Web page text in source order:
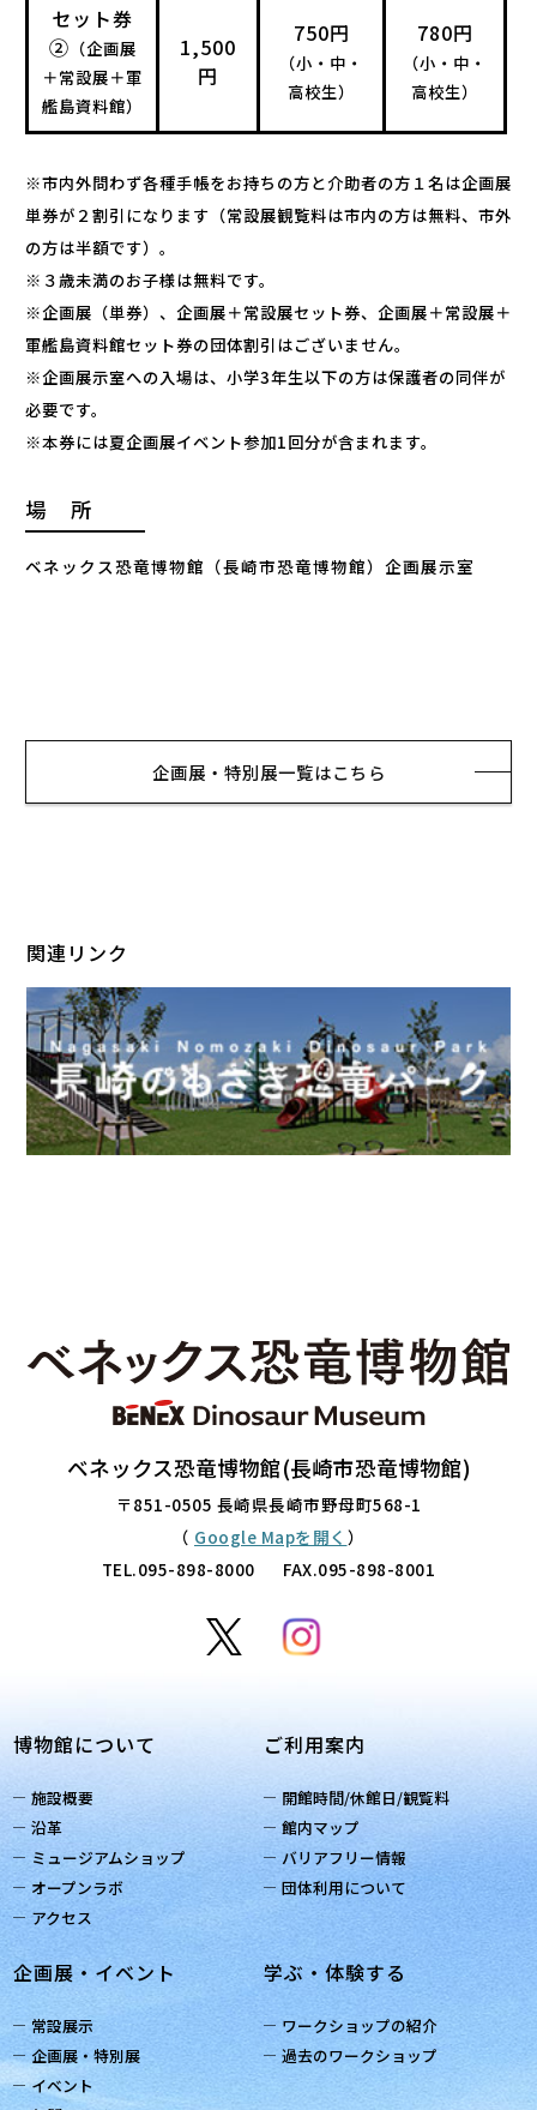
セット券
② （企画展
＋常設展＋軍
艦島資料館）
1,500
円
750円
（小・中・
高校生）
780円
（小・中・
高校生）
※市内外問わず各種手帳をお持ちの方と介助者の方１名は企画展
単券が２割引になります（常設展観覧料は市内の方は無料、市外
の方は半額です）。
※３歳未満のお子様は無料です。
※企画展（単券）、企画展＋常設展セット券、企画展＋常設展＋
軍艦島資料館セット券の団体割引はございません。
※企画展示室への入場は、小学3年生以下の方は保護者の同伴が
必要です。
※本券には夏企画展イベント参加1回分が含まれます。
場 所
ベネックス恐竜博物館（長崎市恐竜博物館）企画展示室
企画展・特別展一覧はこちら
関連リンク
ベネックス恐竜博物館(長崎市恐竜博物館)
〒851-0505 長崎県長崎市野母町568-1
（ Google Mapを開く ）
TEL.095-898-8000 FAX.095-898-8001
博物館について
施設概要
沿革
ミュージアムショップ
オープンラボ
アクセス
ご利用案内
開館時間/休館日/観覧料
館内マップ
バリアフリー情報
団体利用について
企画展・イベント
常設展示
企画展・特別展
イベント
学ぶ・体験する
ワークショップの紹介
過去のワークショップ